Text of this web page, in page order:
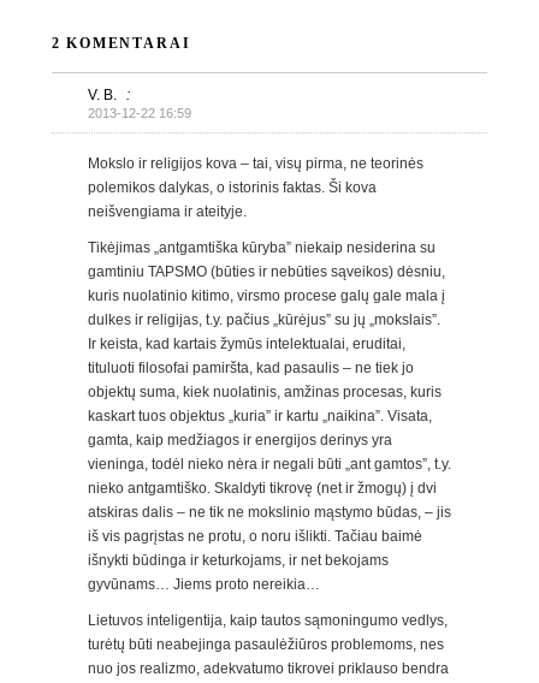
2 KOMENTARAI
V. B. :
2013-12-22 16:59
Mokslo ir religijos kova – tai, visų pirma, ne teorinės
polemikos dalykas, o istorinis faktas. Ši kova
neišvengiama ir ateityje.
Tikėjimas „antgamtiška kūryba” niekaip nesiderina su
gamtiniu TAPSMO (būties ir nebūties sąveikos) dėsniu,
kuris nuolatinio kitimo, virsmo procese galų gale mala į
dulkes ir religijas, t.y. pačius „kūrėjus” su jų „mokslais”.
Ir keista, kad kartais žymūs intelektualai, eruditai,
tituluoti filosofai pamiršta, kad pasaulis – ne tiek jo
objektų suma, kiek nuolatinis, amžinas procesas, kuris
kaskart tuos objektus „kuria” ir kartu „naikina”. Visata,
gamta, kaip medžiagos ir energijos derinys yra
vieninga, todėl nieko nėra ir negali būti „ant gamtos”, t.y.
nieko antgamtiško. Skaldyti tikrovę (net ir žmogų) į dvi
atskiras dalis – ne tik ne mokslinio mąstymo būdas, – jis
iš vis pagrįstas ne protu, o noru išlikti. Tačiau baimė
išnykti būdinga ir keturkojams, ir net bekojams
gyvūnams… Jiems proto nereikia…
Lietuvos inteligentija, kaip tautos sąmoningumo vedlys,
turėtų būti neabejinga pasaulėžiūros problemoms, nes
nuo jos realizmo, adekvatumo tikrovei priklauso bendra